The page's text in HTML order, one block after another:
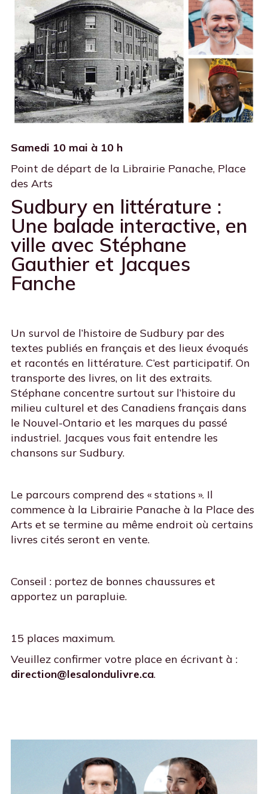
Samedi 10 mai à 10 h
Point de départ de la Librairie Panache, Place
des Arts
Sudbury en littérature :
Une balade interactive, en
ville avec Stéphane
Gauthier et Jacques
Fanche
Un survol de l’histoire de Sudbury par des
textes publiés en français et des lieux évoqués
et racontés en littérature. C’est participatif. On
transporte des livres, on lit des extraits.
Stéphane concentre surtout sur l’histoire du
milieu culturel et des Canadiens français dans
le Nouvel-Ontario et les marques du passé
industriel. Jacques vous fait entendre les
chansons sur Sudbury.
Le parcours comprend des « stations ». Il
commence à la Librairie Panache à la Place des
Arts et se termine au même endroit où certains
livres cités seront en vente.
Conseil : portez de bonnes chaussures et
apportez un parapluie.
15 places maximum.
Veuillez confirmer votre place en écrivant à :
direction@lesalondulivre.ca.